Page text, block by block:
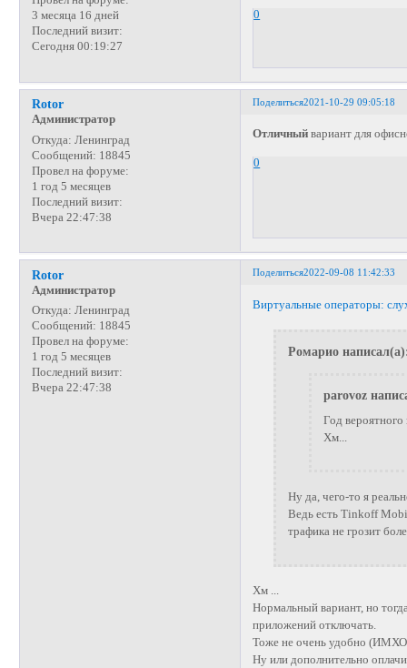
3 месяца 16 дней
Последний визит:
Сегодня 00:19:27
0
Поделиться2021-10-29 09:05:18
Rotor
Администратор
Откуда: Ленинград
Сообщений: 18845
Провел на форуме:
1 год 5 месяцев
Последний визит:
Вчера 22:47:38
Отличный вариант для
0
Поделиться2022-09-08 11:42:33
Rotor
Администратор
Откуда: Ленинград
Сообщений: 18845
Провел на форуме:
1 год 5 месяцев
Последний визит:
Вчера 22:47:38
Виртуальные операторы:
Ромарио
parovoz
Год
Хм...
Ну да, чего-то я
Ведь есть Tinkoff
трафика не грозит
Хм ...
Нормальный вариант, но
приложений отключать.
Тоже не очень удобно
Ну или дополнительно